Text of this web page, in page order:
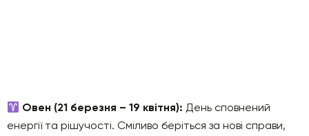
Овен (21 березня – 19 квітня): День сповнений
енергії та рішучості. Сміливо беріться за нові справи,